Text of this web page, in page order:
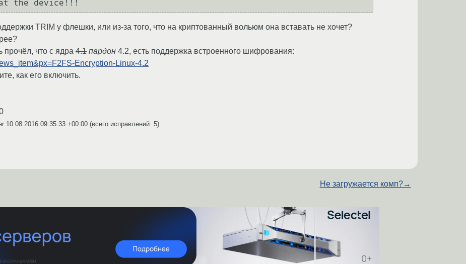
TRIM у флешки, или из-за того, что на криптованный вольюм она вставать не хочет?
прочёл, что с ядра 4.1 пардон 4.2, есть поддержка встроенного шифрования:
Encryption-Linux-4.2
как его включить.
10.08.2016 09:35:33 +00:00 (всего исправлений: 5)
Не загружается комп?→